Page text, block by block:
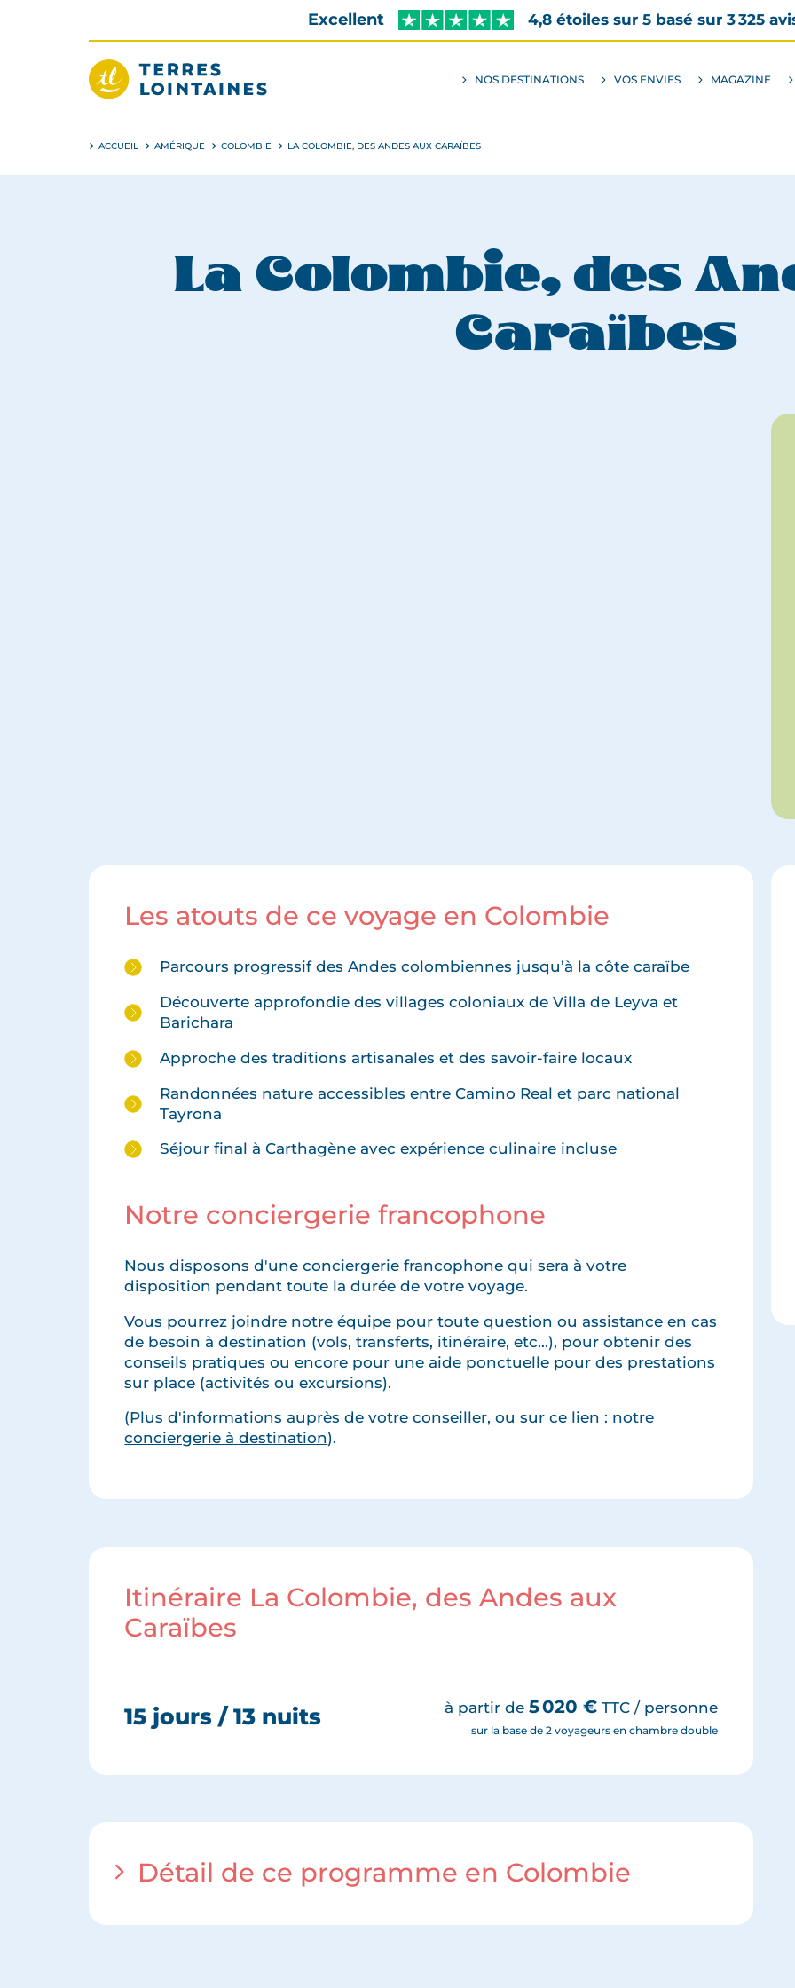
contenu
Excellent 4,8 étoiles sur 5 basé sur 3 325
NOS DESTINATIONS
ALLER
VOS ENVIES MAGAZINE
ACCUEIL AMÉRIQUE COLOMBIE LA COLOMBIE, DES ANDES AUX CARAÏBES
La Colombie, des
Caraïbes
Les atouts de ce voyage en Colombie
Parcours progressif des Andes colombiennes jusqu’à la côte caraïbe
Découverte approfondie des villages coloniaux de Villa de Leyva et
Barichara
Approche des traditions artisanales et des savoir-faire locaux
Randonnées nature accessibles entre Camino Real et parc national
Tayrona
Séjour final à Carthagène avec expérience culinaire incluse
Notre conciergerie francophone
Nous disposons d'une conciergerie francophone qui sera à votre
disposition pendant toute la durée de votre voyage.
Vous pourrez joindre notre équipe pour toute question ou assistance en cas
de besoin à destination (vols, transferts, itinéraire, etc...), pour obtenir des
conseils pratiques ou encore pour une aide ponctuelle pour des prestations
sur place (activités ou excursions).
(Plus d'informations auprès de votre conseiller, ou sur ce lien : notre
conciergerie à destination).
Itinéraire La Colombie, des Andes aux
Caraïbes
15 jours / 13 nuits à partir de5 020€ TTC / personne
sur la base de 2 voyageurs en chambre double
Détail de ce programme en Colombie